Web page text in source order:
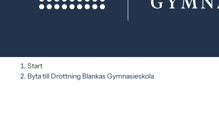
Start
Byta till Drottning Blankas Gymnasieskola